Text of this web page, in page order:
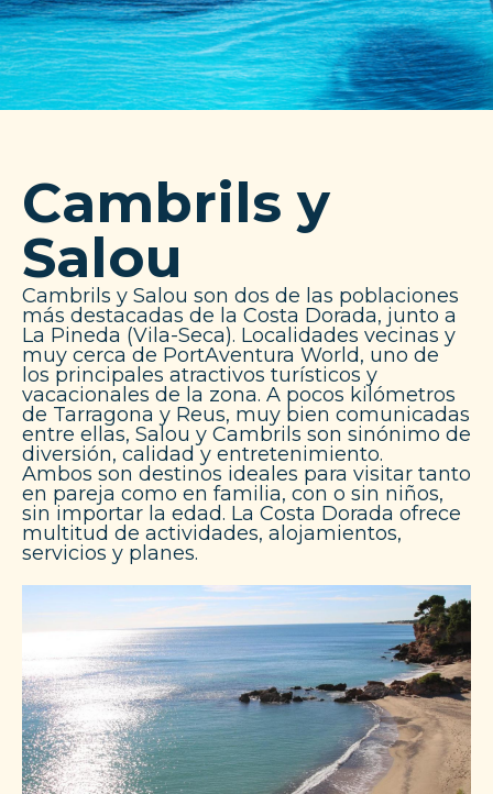
Cambrils y
Salou
Cambrils y Salou son dos de las poblaciones
más destacadas de la Costa Dorada, junto a
La Pineda (Vila-Seca). Localidades vecinas y
muy cerca de PortAventura World, uno de
los principales atractivos turísticos y
vacacionales de la zona. A pocos kilómetros
de Tarragona y Reus, muy bien comunicadas
entre ellas, Salou y Cambrils son sinónimo de
diversión, calidad y entretenimiento.
Ambos son destinos ideales para visitar tanto
en pareja como en familia, con o sin niños,
sin importar la edad. La Costa Dorada ofrece
multitud de actividades, alojamientos,
servicios y planes.